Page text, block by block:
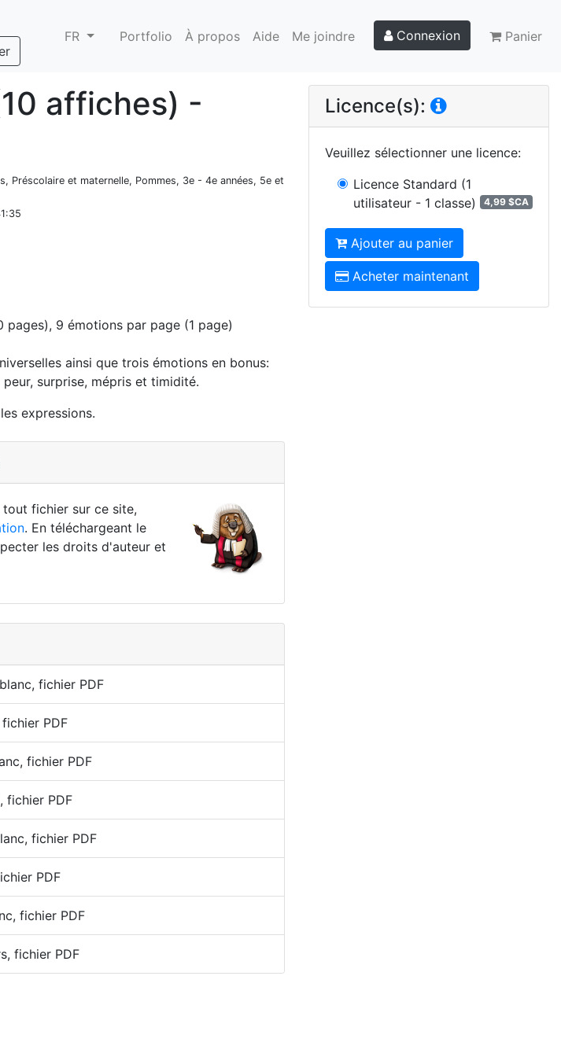
FR Portfolio À propos Aide Me joindre Connexion Panier
affiches) -
Préscolaire et maternelle, Pommes, 3e - 4e années, 5e et
pages), 9 émotions par page (1 page)
ainsi que trois émotions en bonus:
surprise, mépris et timidité.
expressions.
fichier sur ce site,
. En téléchargeant le
les droits d'auteur et
fichier PDF
PDF
fichier PDF
fichier PDF
fichier PDF
PDF
fichier PDF
fichier PDF
Licence(s):
Veuillez sélectionner une licence:
Licence Standard (1
utilisateur - 1 classe)
4,99 $CA
Ajouter au panier
Acheter maintenant